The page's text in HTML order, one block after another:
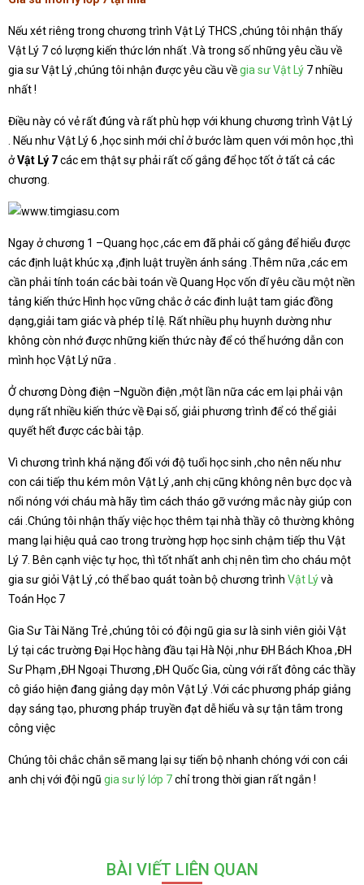
Nếu xét riêng trong chương trình Vật Lý THCS ,chúng tôi nhận thấy
Vật Lý 7 có lượng kiến thức lớn nhất .Và trong số những yêu cầu về
gia sư Vật Lý ,chúng tôi nhận được yêu cầu vềgia sư Vật Lý 7 nhiều
nhất !
Điều này có vẻ rất đúng và rất phù hợp với khung chương trình Vật Lý
. Nếu như Vật Lý 6 ,học sinh mới chỉ ở bước làm quen với môn học ,thì
ởVật Lý 7các em thật sự phải rất cố gắng để học tốt ở tất cả các
chương.
Ngay ở chương 1 –Quang học ,các em đã phải cố gắng để hiểu được
các định luật khúc xạ ,định luật truyền ánh sáng .Thêm nữa ,các em
cần phải tính toán các bài toán về Quang Học vốn dĩ yêu cầu một nền
tảng kiến thức Hình học vững chắc ở các đinh luật tam giác đồng
dạng,giải tam giác và phép tỉ lệ. Rất nhiều phụ huynh dường như
không còn nhớ được những kiến thức này để có thể hướng dẫn con
mình học Vật Lý nữa .
Ở chương Dòng điện –Nguồn điện ,một lần nữa các em lại phải vận
dụng rất nhiều kiến thức về Đại số, giải phương trình để có thể giải
quyết hết được các bài tập.
Vì chương trình khá nặng đối với độ tuổi học sinh ,cho nên nếu như
con cái tiếp thu kém môn Vật Lý ,anh chị cũng không nên bực dọc và
nổi nóng với cháu mà hãy tìm cách tháo gỡ vướng mắc này giúp con
cái .Chúng tôi nhận thấy việc học thêm tại nhà thầy cô thường không
mang lại hiệu quả cao trong trường hợp học sinh chậm tiếp thu Vật
Lý 7. Bên cạnh việc tự học, thì tốt nhất anh chị nên tìm cho cháu một
gia sư giỏi Vật Lý ,có thể bao quát toàn bộ chương trình Vật Lývà
Toán Học 7
Gia Sư Tài Năng Trẻ ,chúng tôi có đội ngũ gia sư là sinh viên giỏi Vật
Lý tại các trường Đại Học hàng đầu tại Hà Nội ,như ĐH Bách Khoa ,ĐH
Sư Phạm ,ĐH Ngoại Thương ,ĐH Quốc Gia, cùng với rất đông các thầy
cô giáo hiện đang giảng dạy môn Vật Lý .Với các phương pháp giảng
dạy sáng tạo, phương pháp truyền đạt dễ hiểu và sự tận tâm trong
công việc
Chúng tôi chắc chắn sẽ mang lại sự tiến bộ nhanh chóng với con cái
anh chị với đội ngũ gia sư lý lớp 7chỉ trong thời gian rất ngắn !
BÀI VIẾT LIÊN QUAN